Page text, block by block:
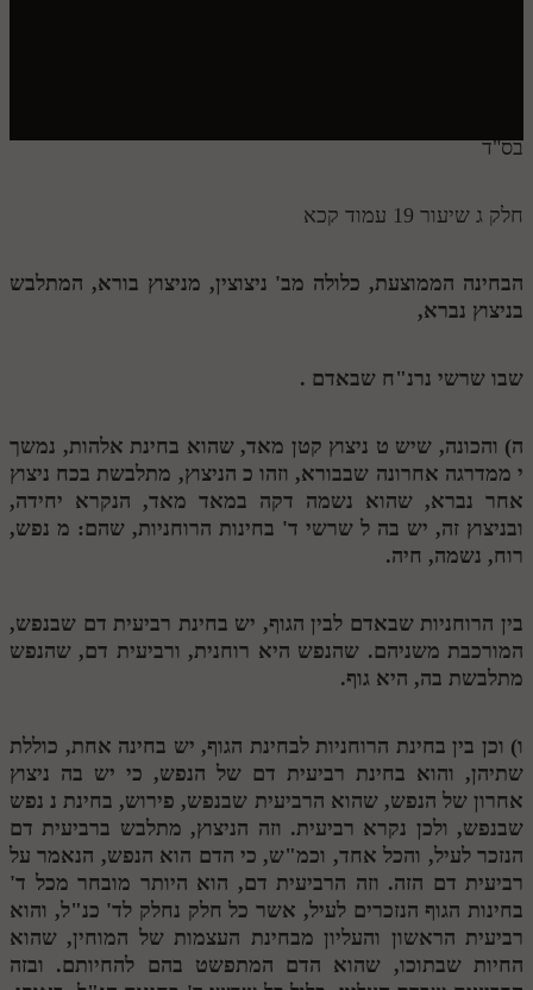
חלק יג
חלק טו
בית שער הכוונות
הזמן סט תלמוד עשר הספירות
מנוע חיפוש בספרים
תלמוד עשר הספירות בעיון
תלמוד עשר הספירות חלק א
תע"ס חלק ג' עיון
תלמוד עשר הספירות חלק ד
תלמוד עשר הספירות חלק ה
תלמוד עשר הספירות חלק ו
תלמוד עשר הספירות חלק ז
תלמוד עשר הספירות חלק ח
בס"ד
חלק ג שיעור 19 עמוד קכא
הבחינה הממוצעת, כלולה מב' ניצוצין, מניצוץ בורא, המתלבש
בניצוץ נברא,
שבו שרשי נרנ"ח שבאדם .
ה) והכונה, שיש ט ניצוץ קטן מאד, שהוא בחינת אלהות, נמשך
יממדרגה אחרונה שבבורא, וזהו כ הניצוץ, מתלבשת בכח ניצוץ
אחר נברא, שהוא נשמה דקה במאד מאד, הנקרא יחידה,
ובניצוץ זה, יש בה ל שרשי ד' בחינות הרוחניות, שהם: מ נפש,
רוח, נשמה, חיה.
בין הרוחניות שבאדם לבין הגוף, יש בחינת רביעית דם שבנפש,
המורכבת משניהם. שהנפש היא רוחנית, ורביעית דם, שהנפש
מתלבשת בה, היא גוף.
ו) וכן בין בחינת הרוחניות לבחינת הגוף, יש בחינה אחת, כוללת
שתיהן, והוא בחינת רביעית דם של הנפש, כי יש בה ניצוץ
אחרון של הנפש, שהוא הרביעית שבנפש, פירוש, בחינת ננפש
שבנפש, ולכן נקרא רביעית. וזה הניצוץ, מתלבש ברביעית דם
הנזכר לעיל, והכל אחד, וכמ"ש, כי הדם הוא הנפש, הנאמר על
רביעית דם הזה. וזה הרביעית דם, הוא היותר מובחר מכל ד'
בחינות הגוף הנזכרים לעיל, אשר כל חלק נחלק לד' כנ"ל, והוא
רביעית הראשון והעליון מבחינת העצמות של המוחין, שהוא
החיות שבתוכו, שהוא הדם המתפשט בהם להחיותם. ובזה